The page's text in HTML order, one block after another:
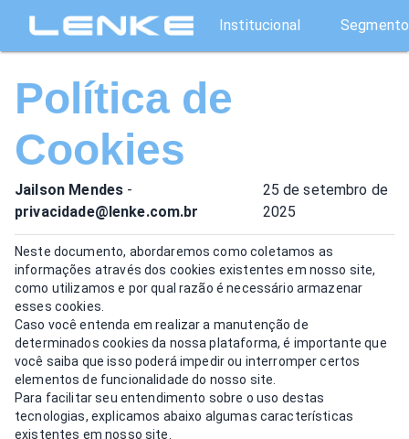
Institucional
Política de
Cookies
Jailson Mendes -
privacidade@lenke.com.br
25 de setembro de
2025
Neste documento, abordaremos como coletamos as
informações através dos cookies existentes em nosso site,
como utilizamos e por qual razão é necessário armazenar
esses cookies.
Caso você entenda em realizar a manutenção de
determinados cookies da nossa plataforma, é importante que
você saiba que isso poderá impedir ou interromper certos
elementos de funcionalidade do nosso site.
Para facilitar seu entendimento sobre o uso destas
tecnologias, explicamos abaixo algumas características
existentes em nosso site.